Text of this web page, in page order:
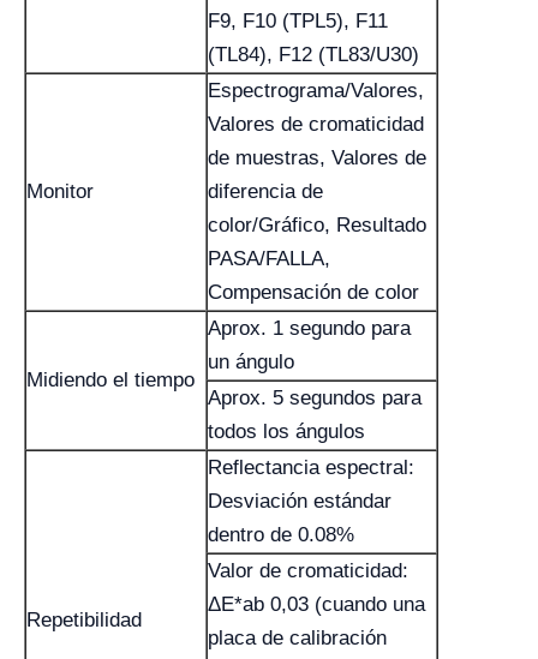
F9, F10 (TPL5), F11
(TL84), F12 (TL83/U30)
Monitor
Espectrograma/Valores,
Valores de cromaticidad
de muestras, Valores de
diferencia de
color/Gráfico, Resultado
PASA/FALLA,
Compensación de color
Midiendo el tiempo
Aprox. 1 segundo para
un ángulo
Aprox. 5 segundos para
todos los ángulos
Repetibilidad
Reflectancia espectral:
Desviación estándar
dentro de 0.08%
Valor de cromaticidad:
ΔE*ab 0,03 (cuando una
placa de calibración